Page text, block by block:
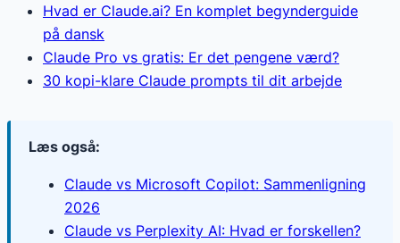
Hvad er Claude.ai? En komplet begynderguide
på dansk
Claude Pro vs gratis: Er det pengene værd?
30 kopi-klare Claude prompts til dit arbejde
Læs også:
Claude vs Microsoft Copilot: Sammenligning
2026
Claude vs Perplexity AI: Hvad er forskellen?